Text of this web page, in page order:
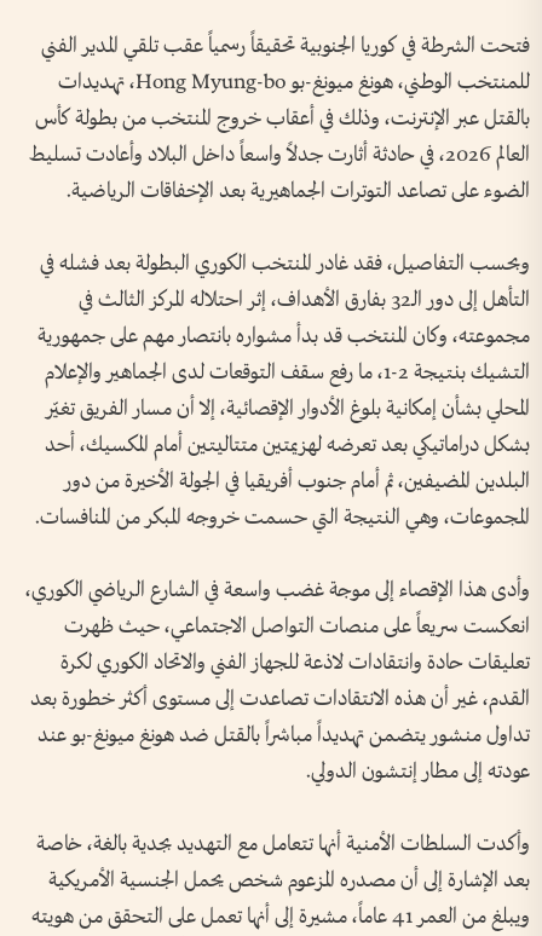
فتحت الشرطة في كوريا الجنوبية تحقيقاً رسمياً عقب تلقي المدير الفني
للمنتخب الوطني، هونغ ميونغ-بو Hong Myung-bo، تهديدات
بالقتل عبر الإنترنت، وذلك في أعقاب خروج المنتخب من بطولة كأس
العالم 2026، في حادثة أثارت جدلاً واسعاً داخل البلاد وأعادت تسليط
الضوء على تصاعد التوترات الجماهيرية بعد الإخفاقات الرياضية.
وبحسب التفاصيل، فقد غادر المنتخب الكوري البطولة بعد فشله في
التأهل إلى دور الـ32 بفارق الأهداف، إثر احتلاله المركز الثالث في
مجموعته، وكان المنتخب قد بدأ مشواره بانتصار مهم على جمهورية
التشيك بنتيجة 2-1، ما رفع سقف التوقعات لدى الجماهير والإعلام
المحلي بشأن إمكانية بلوغ الأدوار الإقصائية، إلا أن مسار الفريق تغيّر
بشكل دراماتيكي بعد تعرضه لهزيمتين متتاليتين أمام المكسيك، أحد
البلدين المضيفين، ثم أمام جنوب أفريقيا في الجولة الأخيرة من دور
المجموعات، وهي النتيجة التي حسمت خروجه المبكر من المنافسات.
وأدى هذا الإقصاء إلى موجة غضب واسعة في الشارع الرياضي الكوري،
انعكست سريعاً على منصات التواصل الاجتماعي، حيث ظهرت
تعليقات حادة وانتقادات لاذعة للجهاز الفني والاتحاد الكوري لكرة
القدم، غير أن هذه الانتقادات تصاعدت إلى مستوى أكثر خطورة بعد
تداول منشور يتضمن تهديداً مباشراً بالقتل ضد هونغ ميونغ-بو عند
عودته إلى مطار إنتشون الدولي.
وأكدت السلطات الأمنية أنها تتعامل مع التهديد بجدية بالغة، خاصة
بعد الإشارة إلى أن مصدره المزعوم شخص يحمل الجنسية الأمريكية
ويبلغ من العمر 41 عاماً، مشيرة إلى أنها تعمل على التحقق من هويته